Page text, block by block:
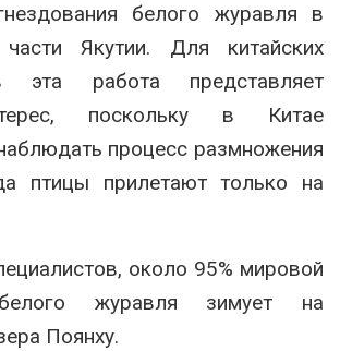
белого журавля в
части Якутии. Для китайских
эта работа представляет
поскольку в Китае
процесс размножения
птицы прилетают только на
около 95% мировой
журавля зимует на
Поянху.